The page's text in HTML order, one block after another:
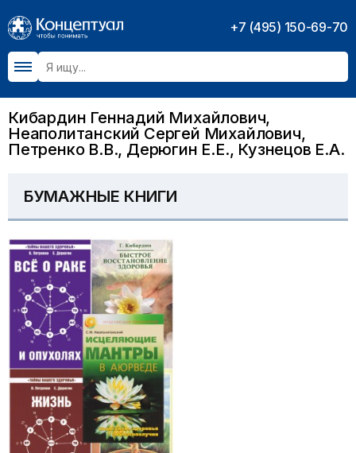
+7 (495) 150-69-70
Кибардин Геннадий Михайлович,
Неаполитанский Сергей Михайлович,
Петренко В.В., Дерюгин Е.Е., Кузнецов Е.А.
БУМАЖНЫЕ КНИГИ